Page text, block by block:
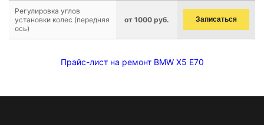
Регулировка углов
установки колес (передняя
ось)
от 1000 руб. Записаться
Прайс-лист на ремонт BMW X5 E70